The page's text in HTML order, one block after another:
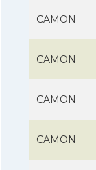
CAMON
CAMON
CAMON
CAMON